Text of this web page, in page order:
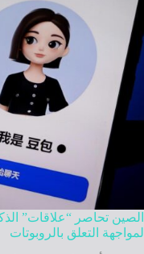
الصين تحاصر “علاقات”
لمواجهة التعلق بالروبوتات